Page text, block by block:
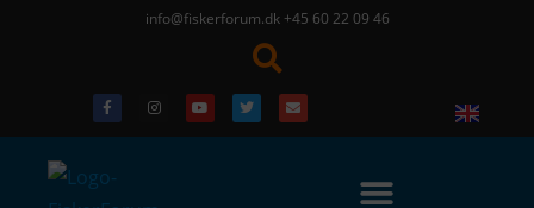
info@fiskerforum.dk +45 60 22 09 46